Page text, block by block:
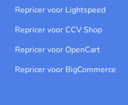
Repricer voor Lightspeed
Repricer voor CCV Shop
Repricer voor OpenCart
Repricer voor BigCommerce